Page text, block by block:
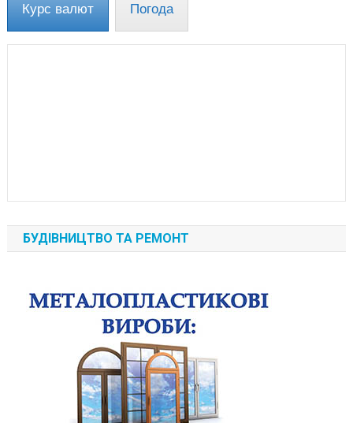
Курс валют Погода
БУДІВНИЦТВО ТА РЕМОНТ